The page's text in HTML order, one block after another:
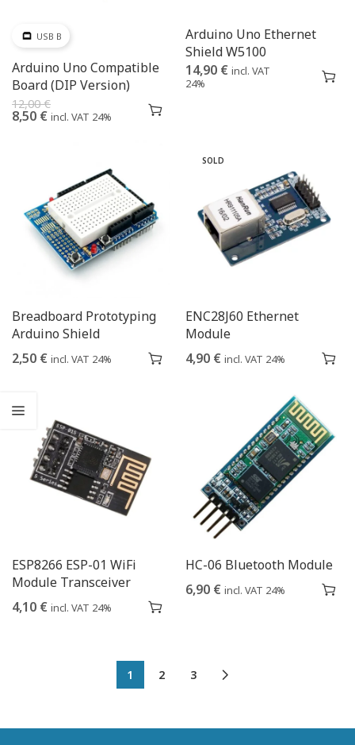
USB B
Arduino Uno Compatible
Board (DIP Version)
12,00€
8,50 € incl. VAT 24%
Arduino Uno Ethernet
Shield W5100
14,90 € incl. VAT
24%
Breadboard Prototyping
Arduino Shield
2,50 € incl. VAT 24%
SOLD
ENC28J60 Ethernet
Module
4,90 € incl. VAT 24%
ESP8266 ESP-01 WiFi
Module Transceiver
4,10 € incl. VAT 24%
HC-06 Bluetooth Module
6,90 € incl. VAT 24%
1 2 3